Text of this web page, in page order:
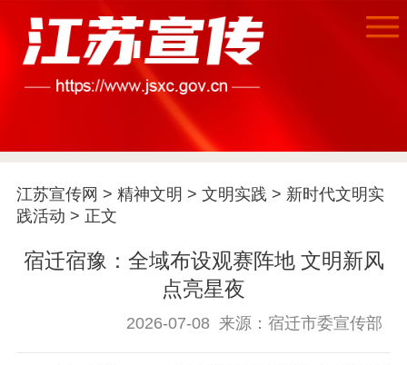
首页
江苏要闻
江苏宣传网 > 精神文明 > 文明实践 > 新时代文明实
践活动 > 正文
宿迁宿豫：全域布设观赛阵地 文明新风
点亮星夜
2026-07-08 来源：宿迁市委宣传部